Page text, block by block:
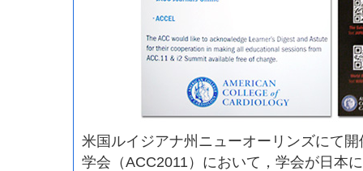
米国ルイジアナ州ニューオーリンズにて
学会（ACC2011）において，学会が日本